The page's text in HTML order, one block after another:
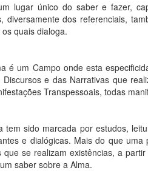
único do saber e fazer,
diversamente dos referenciais,
quais dialoga.
um Campo onde esta
e das Narrativas que
Transpessoais, todas
sido marcada por estudos,
e dialógicas. Mais do que
que se realizam existências, a
saber sobre a Alma.